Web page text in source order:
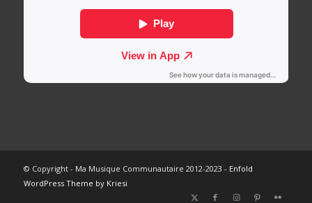
© Copyright - Ma Musique Communautaire 2012-2023 - Enfold
WordPress Theme by Kriesi